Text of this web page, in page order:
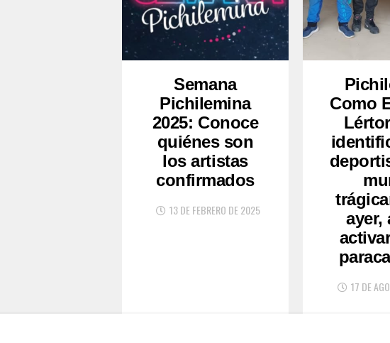
Semana
Pichilemina
2025: Conoce
quiénes son
los artistas
confirmados
13 DE FEBRERO DE 2025
Como
ayer,
17 DE